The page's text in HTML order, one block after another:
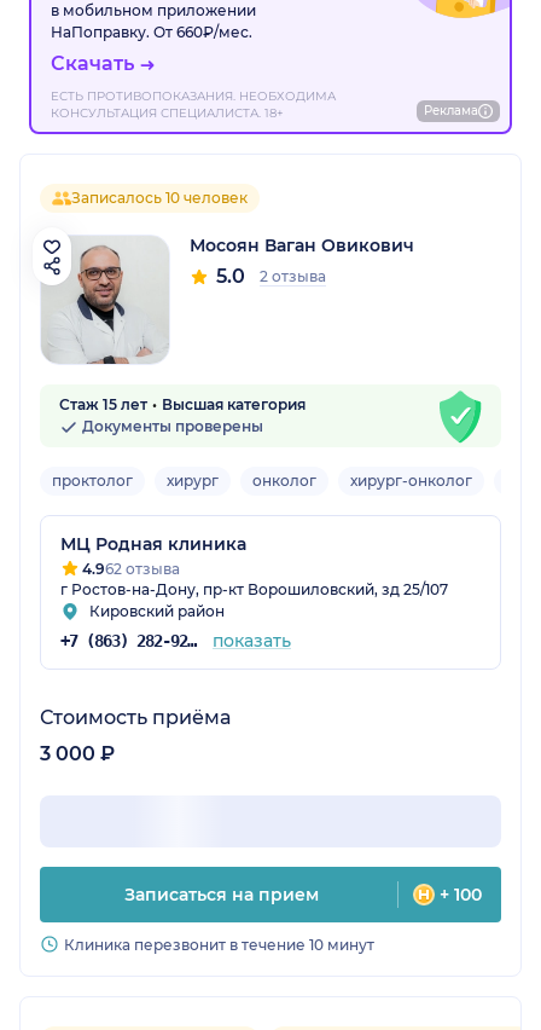
в мобильном приложении
НаПоправку. От 660₽/мес.
Скачать
ЕСТЬ ПРОТИВОПОКАЗАНИЯ. НЕОБХОДИМА
КОНСУЛЬТАЦИЯ СПЕЦИАЛИСТА. 18+
Реклама
Записалось 10 человек
Мосоян Ваган Овикович
5.0 2 отзыва
Стаж 15 лет
Высшая категория
Документы проверены
проктолог хирург онколог хирург-онколог
МЦ Родная клиника
4.962 отзыва
г Ростов-на-Дону, пр-кт Ворошиловский, зд 25/107
Кировский район
+7 (863) 282-92-95 показать
Стоимость приёма
3 000 ₽
Записаться на прием + 100
Клиника перезвонит в течение 10 минут